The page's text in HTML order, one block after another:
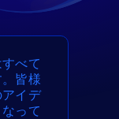
べて
皆様
イデ
って